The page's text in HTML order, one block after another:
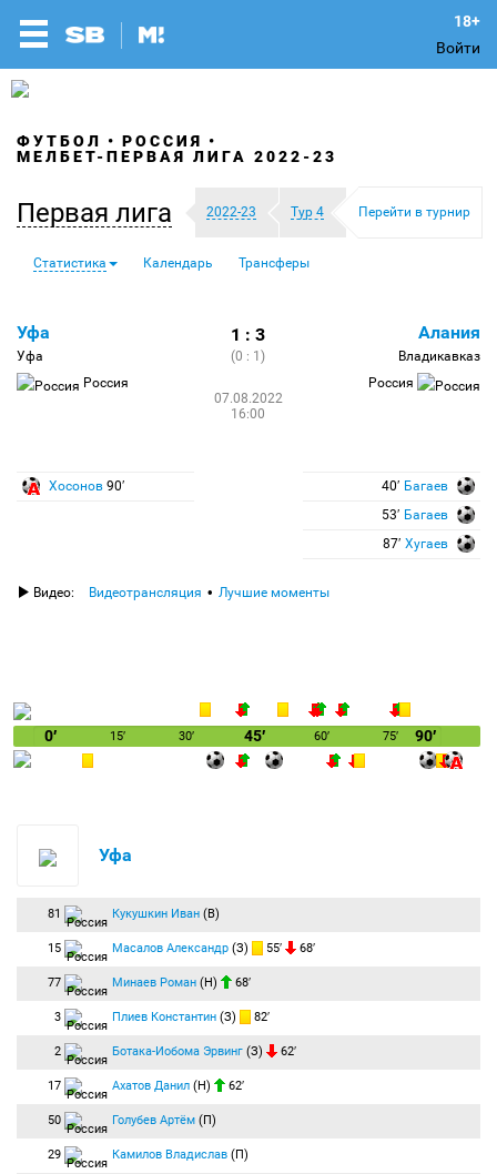
Войти
ФУТБОЛ
РОССИЯ
МЕЛБЕТ-ПЕРВАЯ ЛИГА 2022-23
Первая лига 2022-23 Тур 4 Перейти в турнир
Статистика Календарь Трансферы
Уфа
Уфа
Россия
1 : 3
(0 : 1)
07.08.2022
16:00
Алания
Владикавказ
Россия
Хосонов 90′ 40′ Багаев
53′ Багаев
87′ Хугаев
Видео: Видеотрансляция Лучшие моменты
0′ 15′ 30′ 45′ 60′ 75′ 90′
Уфа
81 Кукушкин Иван (В)
15 Масалов Александр (З) 55′ 68′
77 Минаев Роман (Н) 68′
3 Плиев Константин (З) 82′
2 Ботака-Иобома Эрвинг (З) 62′
17 Ахатов Данил (Н) 62′
50 Голубев Артём (П)
29 Камилов Владислав (П)